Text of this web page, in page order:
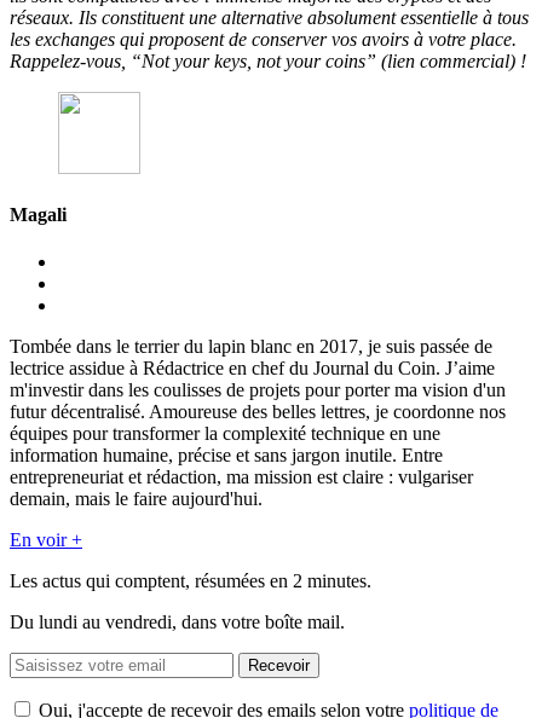
réseaux. Ils constituent une alternative absolument essentielle à tous
les exchanges qui proposent de conserver vos avoirs à votre place.
Rappelez-vous, “Not your keys, not your coins” (lien commercial) !
Magali
Tombée dans le terrier du lapin blanc en 2017, je suis passée de
lectrice assidue à Rédactrice en chef du Journal du Coin. J’aime
m'investir dans les coulisses de projets pour porter ma vision d'un
futur décentralisé. Amoureuse des belles lettres, je coordonne nos
équipes pour transformer la complexité technique en une
information humaine, précise et sans jargon inutile. Entre
entrepreneuriat et rédaction, ma mission est claire : vulgariser
demain, mais le faire aujourd'hui.
En voir +
Les actus qui comptent, résumées en 2 minutes.
Du lundi au vendredi, dans votre boîte mail.
Recevoir
Oui, j'accepte de recevoir des emails selon votre politique de